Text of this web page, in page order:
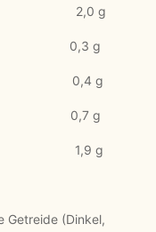
2,0 g
g 0,3 g
g 0,4 g
g 0,7 g
g
Getreide (Dinkel,